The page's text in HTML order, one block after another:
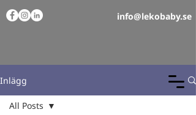
info@lekobaby.se
Inlägg
All Posts